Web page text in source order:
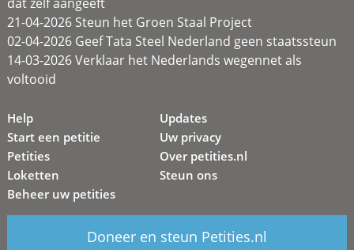
21-04-2026 Steun het Groen Staal Project
02-04-2026 Geef Tata Steel Nederland geen staatssteun
14-03-2026 Verklaar het Nederlands wegennet als
voltooid
Help
Start een petitie
Petities
Loketten
Beheer uw petities
Updates
Uw privacy
Over petities.nl
Steun ons
Doneer en steun Petities.nl